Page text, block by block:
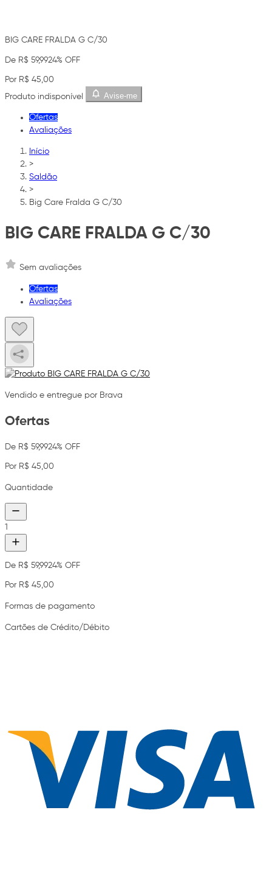
BIG CARE FRALDA G C/30
De R$ 59,9924% OFF
Por R$ 45,00
Produto indisponível
Avise-me
Ofertas
Avaliações
Início
>
Saldão
>
Big Care Fralda G C/30
BIG CARE FRALDA G C/30
Sem avaliações
Ofertas
Avaliações
Vendido e entregue por Brava
Ofertas
De R$ 59,9924% OFF
Por R$ 45,00
Quantidade
1
De R$ 59,9924% OFF
Por R$ 45,00
Formas de pagamento
Cartões de Crédito/Débito